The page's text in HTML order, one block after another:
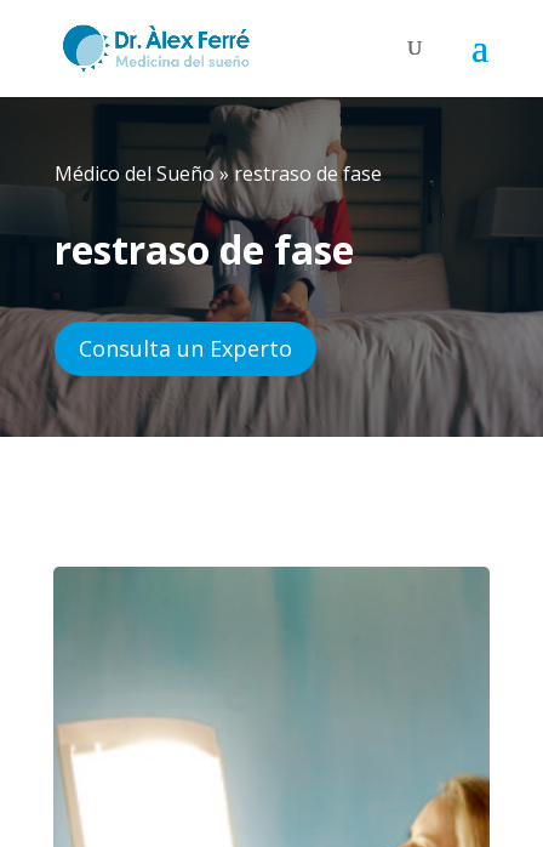
Médico del Sueño» restraso de fase
restraso de fase
Consulta un Experto